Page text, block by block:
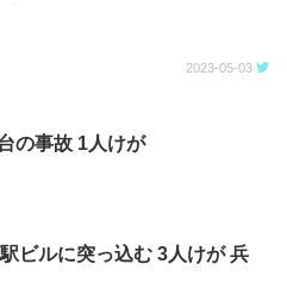
2023-05-03
の事故 1人けが
ビルに突っ込む 3人けが 兵